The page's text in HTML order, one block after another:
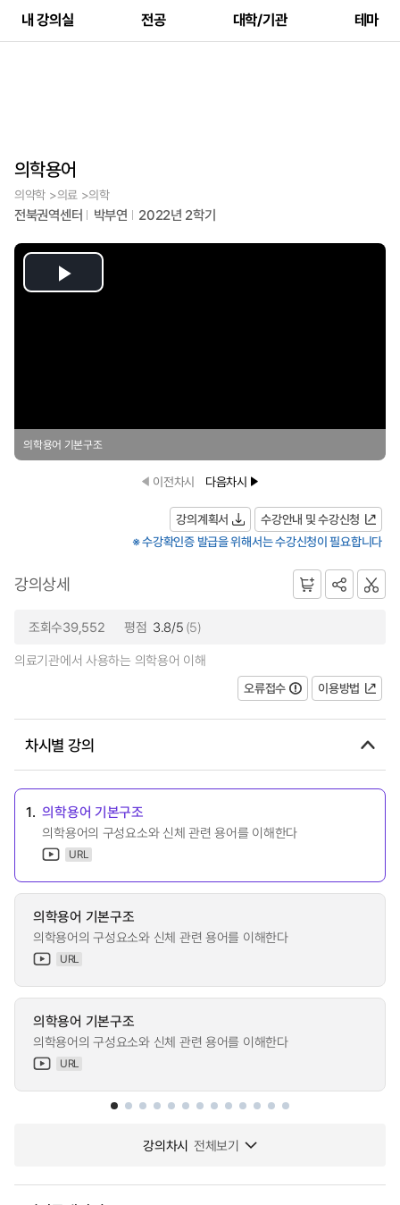
내 강의실 전공 대학/기관 테마
의학용어
의약학 >의료 >의학
전북권역센터 박부연 2022년 2학기
Play
의학용어 기본구조
이전차시 다음차시
강의계획서
수강안내 및 수강신청
※ 수강확인증 발급을 위해서는 수강신청이 필요합니다
강의상세
조회수39,552 평점 3.8/5 (5)
의료기관에서 사용하는 의학용어 이해
오류접수
이용방법
차시별 강의
1. 의학용어 기본구조
의학용어의 구성요소와 신체 관련 용어를 이해한다
URL
의학용어 기본구조
의학용어의 구성요소와 신체 관련 용어를 이해한다
URL
의학용어 기본구조
의학용어의 구성요소와 신체 관련 용어를 이해한다
URL
강의차시 전체보기